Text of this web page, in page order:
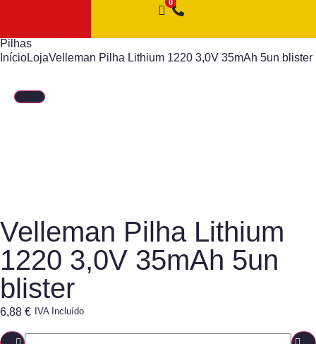
Pilhas
InícioLojaVelleman Pilha Lithium 1220 3,0V 35mAh 5un blister
Velleman Pilha Lithium
1220 3,0V 35mAh 5un
blister
6,88 € IVA Incluído